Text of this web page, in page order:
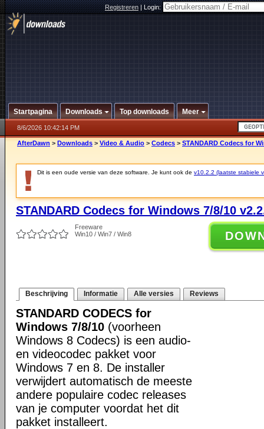
Registreren|Login:
Startpagina Downloads Top downloads Meer
8/6/2026 10:42:14 PM
AfterDawn > Downloads > Video & Audio > Codecs > STANDARD Codecs for
Dit is een oude versie van deze software. Je kunt ook de v10.2.2 (laatste stabiele
STANDARD Codecs for Windows 7/8/10
Freeware
Win10 / Win7 / Win8
Beschrijving Informatie Alle versies Reviews
STANDARD CODECS for
Windows 7/8/10 (voorheen
Windows 8 Codecs) is een audio-
en videocodec pakket voor
Windows 7 en 8. De installer
verwijdert automatisch de meeste
andere populaire codec releases
van je computer voordat het dit
pakket installeert.